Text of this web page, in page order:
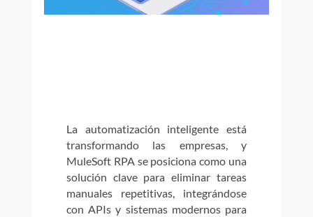
La automatización inteligente está
transformando las empresas, y
MuleSoft RPA se posiciona como una
solución clave para eliminar tareas
manuales repetitivas, integrándose
con APIs y sistemas modernos para